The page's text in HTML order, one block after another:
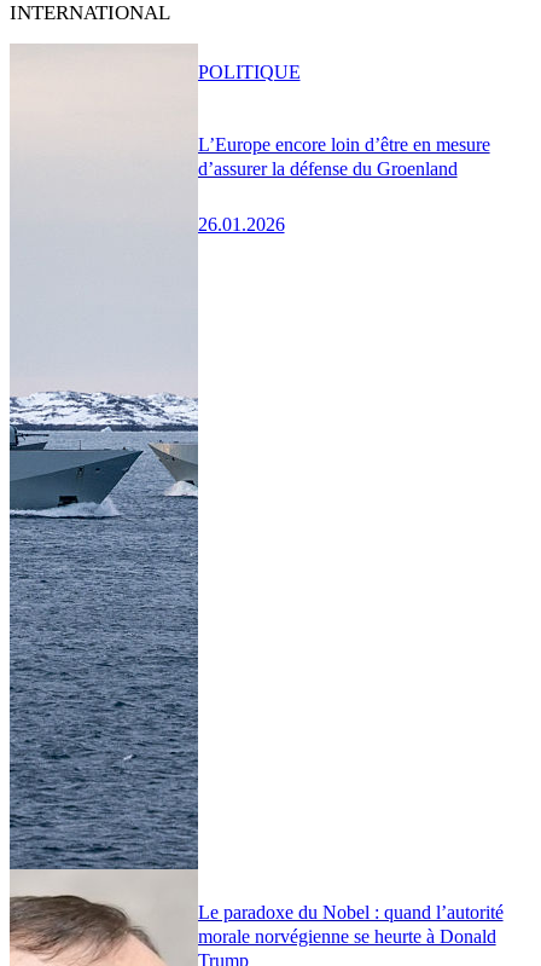
INTERNATIONAL
L’Europe encore loin d’être en mesure
d’assurer la défense du Groenland
26.01.2026
POLITIQUE
Le paradoxe du Nobel : quand l’autorité
morale norvégienne se heurte à Donald
Trump